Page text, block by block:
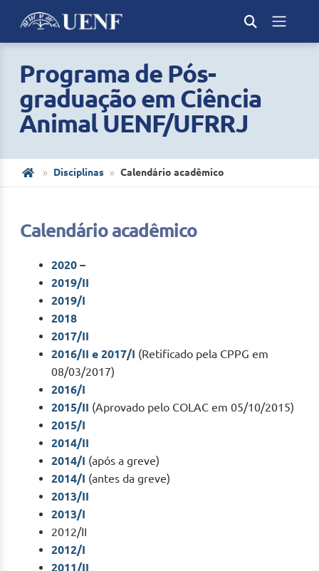
Programa de Pós-
graduação em Ciência
Animal UENF/UFRRJ
Disciplinas Calendário acadêmico
Calendário acadêmico
2020 –
2019/II
2019/I
2018
2017/II
2016/II e 2017/I (Retificado pela CPPG em
08/03/2017)
2016/I
2015/II (Aprovado pelo COLAC em 05/10/2015)
2015/I
2014/II
2014/I (após a greve)
2014/I (antes da greve)
2013/II
2013/I
2012/II
2012/I
2011/II